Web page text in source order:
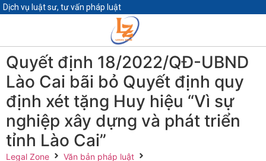
Dịch vụ luật sư, tư vấn pháp luật
Quyết định 18/2022/QĐ-UBND
Lào Cai bãi bỏ Quyết định quy
định xét tặng Huy hiệu “Vì sự
nghiệp xây dựng và phát triển
tỉnh Lào Cai”
Legal Zone
Văn bản pháp luật